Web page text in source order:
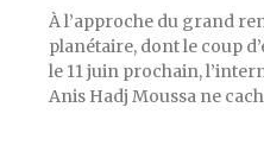
À l’approche du grand
planétaire, dont le coup
le 11 juin prochain,
Anis Hadj Moussa ne